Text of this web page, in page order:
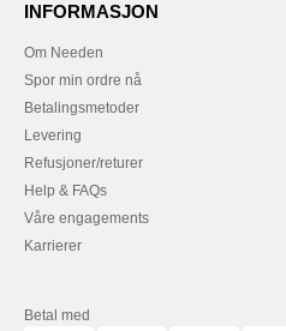
INFORMASJON
Om Needen
Spor min ordre nå
Betalingsmetoder
Levering
Refusjoner/returer
Help & FAQs
Våre engagements
Karrierer
Betal med